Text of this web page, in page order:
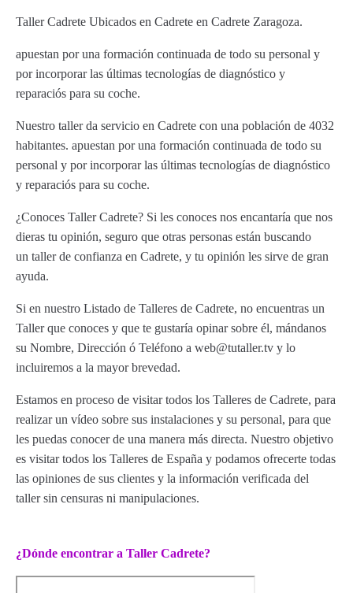
Taller Cadrete Ubicados en Cadrete en Cadrete Zaragoza.
apuestan por una formación continuada de todo su personal y
por incorporar las últimas tecnologías de diagnóstico y
reparaciós para su coche.
Nuestro taller da servicio en Cadrete con una población de 4032
habitantes. apuestan por una formación continuada de todo su
personal y por incorporar las últimas tecnologías de diagnóstico
y reparaciós para su coche.
¿Conoces Taller Cadrete? Si les conoces nos encantaría que nos
dieras tu opinión, seguro que otras personas están buscando
un taller de confianza en Cadrete, y tu opinión les sirve de gran
ayuda.
Si en nuestro Listado de Talleres de Cadrete, no encuentras un
Taller que conoces y que te gustaría opinar sobre él, mándanos
su Nombre, Dirección ó Teléfono a web@tutaller.tv y lo
incluiremos a la mayor brevedad.
Estamos en proceso de visitar todos los Talleres de Cadrete, para
realizar un vídeo sobre sus instalaciones y su personal, para que
les puedas conocer de una manera más directa. Nuestro objetivo
es visitar todos los Talleres de España y podamos ofrecerte todas
las opiniones de sus clientes y la información verificada del
taller sin censuras ni manipulaciones.
¿Dónde encontrar a Taller Cadrete?